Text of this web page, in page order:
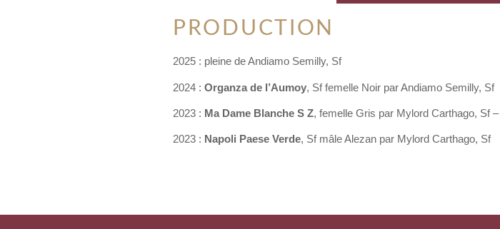
PRODUCTION
2025 : pleine de Andiamo Semilly, Sf
2024 : Organza de l’Aumoy, Sf femelle Noir par Andiamo Semilly, Sf
2023 : Ma Dame Blanche S Z, femelle Gris par Mylord Carthago, Sf –
2023 : Napoli Paese Verde, Sf mâle Alezan par Mylord Carthago, Sf